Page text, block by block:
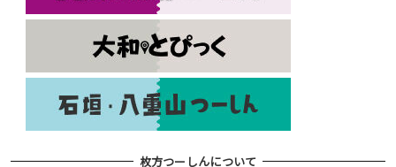
枚方つーしんについて